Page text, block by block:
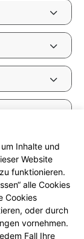
Inhalte und
Website
funktionieren.
alle Cookies
Cookies
oder durch
vornehmen.
Fall Ihre